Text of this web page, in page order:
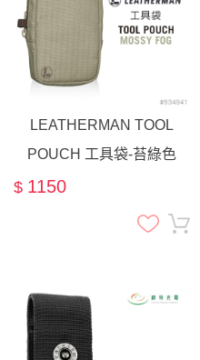
LEATHERMAN TOOL
POUCH 工具袋-苔綠色
$ 1150